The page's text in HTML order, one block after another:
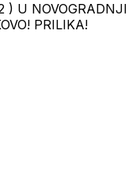
) U NOVOGRADNJI
PRILIKA!